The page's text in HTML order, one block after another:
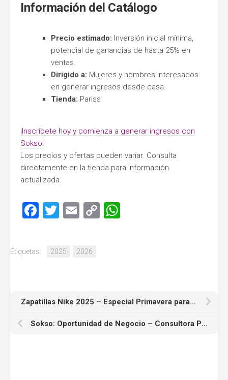
Información del Catálogo
Precio estimado: Inversión inicial mínima,
potencial de ganancias de hasta 25% en
ventas.
Dirigido a: Mujeres y hombres interesados
en generar ingresos desde casa.
Tienda: Pariss
¡Inscríbete hoy y comienza a generar ingresos con
Sokso!
Los precios y ofertas pueden variar. Consulta
directamente en la tienda para información
actualizada.
Facebook
Twitter
Email
Copy
Etiquetas: 2025 2026
Zapatillas Nike 2025 – Especial Primavera para Consultoras
Sokso: Oportunidad de Negocio – Consultora Primavera 2025